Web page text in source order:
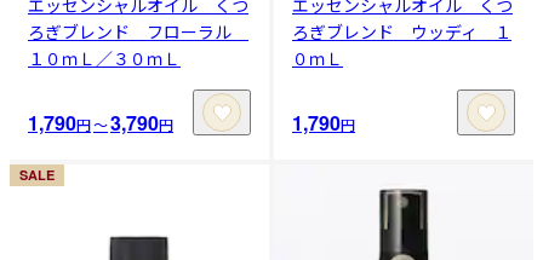
ろぎブレンド フローラル
１０ｍＬ／３０ｍＬ
1,790円〜3,790円
ろぎブレンド ウッディ １
０ｍＬ
1,790円
SALE